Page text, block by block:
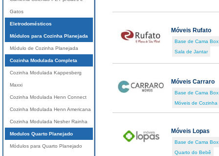
Móveis Rufato
Base de Cama Box
Sala de Jantar
Móveis Carraro
Base de Cama Box
Móveis de Cozinha
Móveis Lopas
Base de Cama Box
Quarto do Bebê
Gatos
Eletrodomésticos
Módulos para Cozinha Planejada
Módulo de Cozinha Planejada
Cozinha Modulada Completa
Cozinha Modulada Kappesberg
Maxxi
Cozinha Modulada Henn Connect
Cozinha Modulada Henn Americana
Cozinha Modulada Nesher Rainha
Modulos Quarto Planejado
Módulos para Quarto Planejado